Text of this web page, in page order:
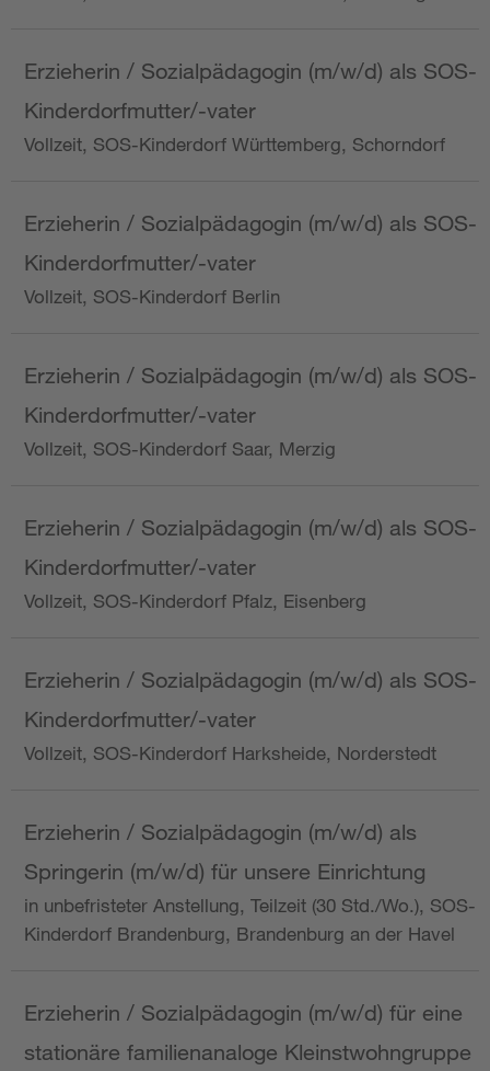
Erzieherin / Sozialpädagogin (m/w/d) als SOS-
Kinderdorfmutter/-vater
Vollzeit, SOS-Kinderdorf Württemberg, Schorndorf
Erzieherin / Sozialpädagogin (m/w/d) als SOS-
Kinderdorfmutter/-vater
Vollzeit, SOS-Kinderdorf Berlin
Erzieherin / Sozialpädagogin (m/w/d) als SOS-
Kinderdorfmutter/-vater
Vollzeit, SOS-Kinderdorf Saar, Merzig
Erzieherin / Sozialpädagogin (m/w/d) als SOS-
Kinderdorfmutter/-vater
Vollzeit, SOS-Kinderdorf Pfalz, Eisenberg
Erzieherin / Sozialpädagogin (m/w/d) als SOS-
Kinderdorfmutter/-vater
Vollzeit, SOS-Kinderdorf Harksheide, Norderstedt
Erzieherin / Sozialpädagogin (m/w/d) als
Springerin (m/w/d) für unsere Einrichtung
in unbefristeter Anstellung, Teilzeit (30 Std./Wo.), SOS-
Kinderdorf Brandenburg, Brandenburg an der Havel
Erzieherin / Sozialpädagogin (m/w/d) für eine
stationäre familienanaloge Kleinstwohngruppe